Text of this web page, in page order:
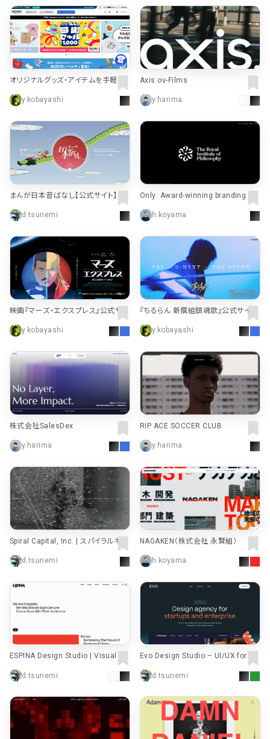
オリジナルグッズ・アイテムを手軽に
作成・販売できる通販サイト SUZURI
by GMOペパボ
y.kobayashi
Axis.ov-Films
y.harima
まんが日本昔ばなし【公式サイト】
d.tsunemi
Only: Award-winning branding ag
ency UK | Research, strategy and
designh.koyama
映画『マーズ・エクスプレス』公式サイ
y.kobayashi
『ちるらん 新撰組鎮魂歌』公式サイト
y.kobayashi
株式会社SalesDex
y.harima
RIP ACE SOCCER CLUB
y.harima
Spiral Capital, Inc. | スパイラルキャ
d.tsunemi
NAGAKEN（株式会社 永賢組）
h.koyama
ESPINA Design Studio | Visual St
d.tsunemi
Evo Design Studio – UI/UX for Sa
as, Web and App - Evo Design Stu
diod.tsunemi